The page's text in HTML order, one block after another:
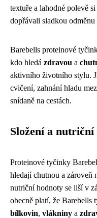
textuře a lahodné polevě
dopřávali sladkou
Barebells proteinové
kdo hledá zdravou a
aktivního životního stylu.
cvičení, zahnání hladu
snídaně na cestách.
Složení a
Proteinové tyčinky
hledají chutnou a zároveň
nutriční hodnoty se liší v
obecně platí, že
bílkovin, vlákniny a